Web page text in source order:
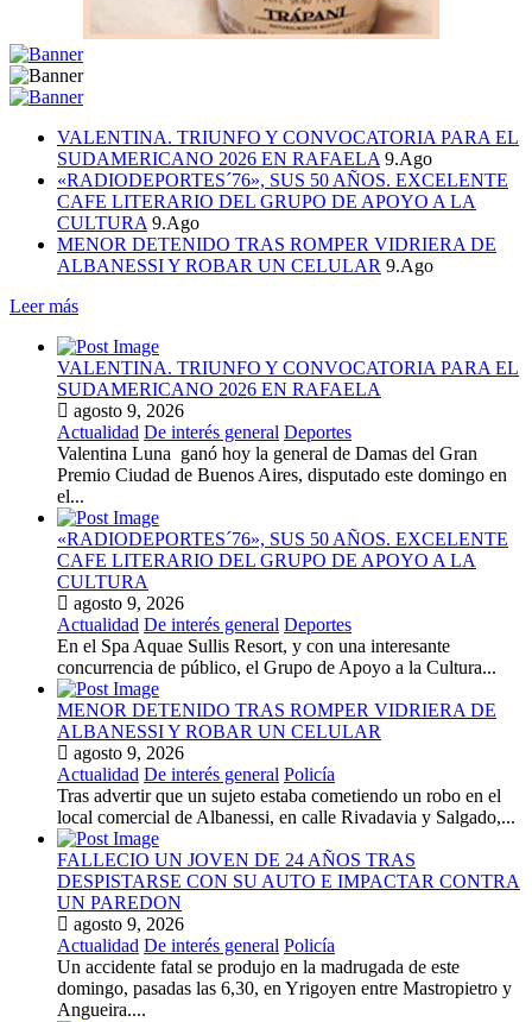
VALENTINA. TRIUNFO Y CONVOCATORIA PARA EL
SUDAMERICANO 2026 EN RAFAELA 9.Ago
«RADIODEPORTES´76», SUS 50 AÑOS. EXCELENTE
CAFE LITERARIO DEL GRUPO DE APOYO A LA
CULTURA 9.Ago
MENOR DETENIDO TRAS ROMPER VIDRIERA DE
ALBANESSI Y ROBAR UN CELULAR 9.Ago
Leer más
VALENTINA. TRIUNFO Y CONVOCATORIA PARA EL
SUDAMERICANO 2026 EN RAFAELA
agosto 9, 2026
Actualidad De interés general Deportes
Valentina Luna ganó hoy la general de Damas del Gran
Premio Ciudad de Buenos Aires, disputado este domingo en
el...
«RADIODEPORTES´76», SUS 50 AÑOS. EXCELENTE
CAFE LITERARIO DEL GRUPO DE APOYO A LA
CULTURA
agosto 9, 2026
Actualidad De interés general Deportes
En el Spa Aquae Sullis Resort, y con una interesante
concurrencia de público, el Grupo de Apoyo a la Cultura...
MENOR DETENIDO TRAS ROMPER VIDRIERA DE
ALBANESSI Y ROBAR UN CELULAR
agosto 9, 2026
Actualidad De interés general Policía
Tras advertir que un sujeto estaba cometiendo un robo en el
local comercial de Albanessi, en calle Rivadavia y Salgado,...
FALLECIO UN JOVEN DE 24 AÑOS TRAS
DESPISTARSE CON SU AUTO E IMPACTAR CONTRA
UN PAREDON
agosto 9, 2026
Actualidad De interés general Policía
Un accidente fatal se produjo en la madrugada de este
domingo, pasadas las 6,30, en Yrigoyen entre Mastropietro y
Angueira....